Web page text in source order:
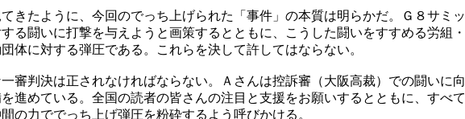
きたように、今回のでっち上げられた「事件」の本質は明らかだ。Ｇ８サミッ
する闘いに打撃を与えようと画策するとともに、こうした闘いをすすめる労組・
体に対する弾圧である。これらを決して許してはならない。
審判決は正されなければならない。Ａさんは控訴審（大阪高裁）での闘いに向
進めている。全国の読者の皆さんの注目と支援をお願いするとともに、すべて
の力ででっち上げ弾圧を粉砕するよう呼びかける。